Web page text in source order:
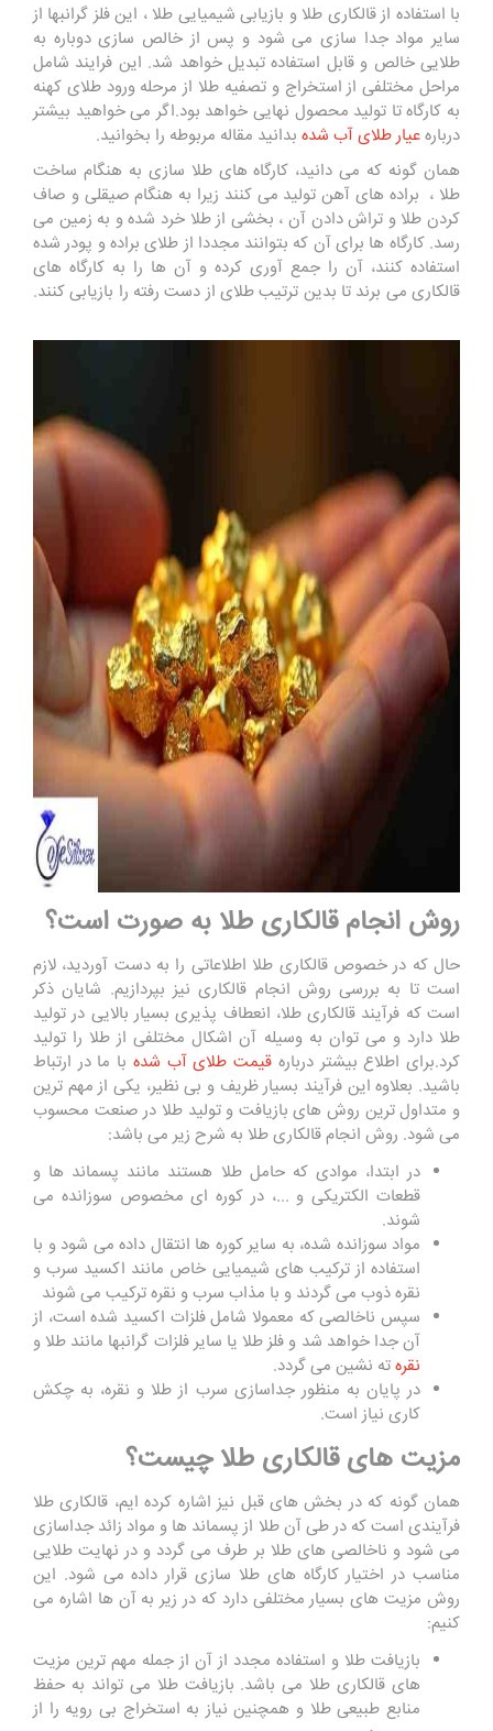
با استفاده از قالکاری طلا و بازیابی شیمیایی طلا ، این فلز گرانبها از
سایر مواد جدا سازی می شود و پس از خالص سازی دوباره به
طلایی خالص و قابل استفاده تبدیل خواهد شد. این فرایند شامل
مراحل مختلفی از استخراج و تصفیه طلا از مرحله ورود طلای کهنه
به کارگاه تا تولید محصول نهایی خواهد بود.اگر می خواهید بیشتر
دربارهعیار طلای آب شده بدانید مقاله مربوطه را بخوانید.
همان گونه که می دانید، کارگاه های طلا سازی به هنگام ساخت
طلا ، براده های آهن تولید می کنند زیرا به هنگام صیقلی و صاف
کردن طلا و تراش دادن آن ، بخشی از طلا خرد شده و به زمین می
رسد. کارگاه ها برای آن که بتوانند مجددا از طلای براده و پودر شده
استفاده کنند، آن را جمع آوری کرده و آن‌ ها را به کارگاه ‌های
قالکاری می برند تا بدین ترتیب طلای از دست رفته را بازیابی کنند.
روش انجام قالکاری طلا به صورت است؟
حال که در خصوص قالکاری طلا اطلاعاتی را به دست آوردید، لازم
است تا به بررسی روش انجام قالکاری نیز بپردازیم. شایان ذکر
است که فرآیند قالکاری طلا، انعطاف پذیری بسیار بالایی در تولید
طلا دارد و می توان به وسیله آن اشکال مختلفی از طلا را تولید
کرد.برای اطلاع بیشتر درباره قیمت طلای آب شده با ما در ارتباط
باشید. بعلاوه این فرآیند بسیار ظریف و بی نظیر، یکی از مهم ترین
و متداول ترین روش های بازیافت و تولید طلا در صنعت محسوب
می شود. روش انجام قالکاری طلا به شرح زیر می باشد:
در ابتدا، موادی که حامل طلا هستند مانند پسماند ها و
قطعات الکتریکی و ...، در کوره ای مخصوص سوزانده می
شوند.
مواد سوزانده شده، به سایر کوره ها انتقال داده می شود و با
استفاده از ترکیب های شیمیایی خاص مانند اکسید سرب و
نقره ذوب می گردند و با مذاب سرب و نقره ترکیب می‌ شوند
سپس ناخالصی که معمولا شامل فلزات اکسید شده است، از
آن جدا خواهد شد و فلز طلا یا سایر فلزات گرانبها مانند طلا و
نقرهته ‌نشین می گردد.
در پایان به منظور جداسازی سرب از طلا و نقره، به چکش‌
کاری نیاز است.
مزیت های قالکاری طلا چیست؟
همان گونه که در بخش های قبل نیز اشاره کرده ایم، قالکاری طلا
فرآیندی است که در طی آن طلا از پسماند ها و مواد زائد جداسازی
می شود و ناخالصی های طلا بر طرف می گردد و در نهایت طلایی
مناسب در اختیار کارگاه های طلا سازی قرار داده می شود. این
روش مزیت های بسیار مختلفی دارد که در زیر به آن ها اشاره می
کنیم:
بازیافت طلا و استفاده مجدد از آن از جمله مهم ترین مزیت
های قالکاری طلا می باشد. بازیافت طلا می تواند به حفظ
منابع طبیعی طلا و همچنین نیاز به استخراج بی رویه را از